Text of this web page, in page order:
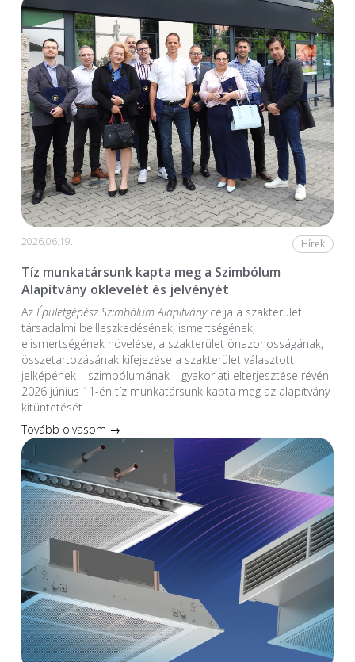
2026.06.19. Hírek
Tíz munkatársunk kapta meg a Szimbólum
Alapítvány oklevelét és jelvényét
Az Épületgépész Szimbólum Alapítványcélja a szakterület
társadalmi beilleszkedésének, ismertségének,
elismertségének növelése, a szakterület önazonosságának,
összetartozásának kifejezése a szakterület választott
jelképének – szimbólumának – gyakorlati elterjesztése révén.
2026 június 11-én tíz munkatársunk kapta meg az alapítvány
kitüntetését.
Tovább olvasom →